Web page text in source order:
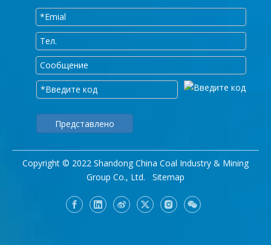
Представлено
Copyright © 2022 Shandong China Coal Industry & Mining
Group Co., Ltd. Sitemap